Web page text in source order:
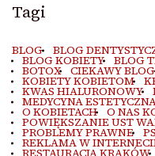
Tagi
BLOG BLOG
BLOG KOBIETY BLOG
BOTOX CIEKAWY BLOG
KOBIETY KOBIETOM
KWAS HIALURONOWY
MEDYCYNA
O KOBIETACH O NAS
POWIĘKSZANIE UST
PROBLEMY PRAWNE
REKLAMA W